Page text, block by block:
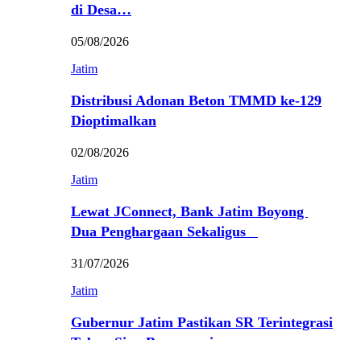
di Desa…
05/08/2026
Jatim
Distribusi Adonan Beton TMMD ke-129
Dioptimalkan
02/08/2026
Jatim
Lewat JConnect, Bank Jatim Boyong
Dua Penghargaan Sekaligus
31/07/2026
Jatim
Gubernur Jatim Pastikan SR Terintegrasi